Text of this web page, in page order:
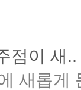
점이 새..
새롭게